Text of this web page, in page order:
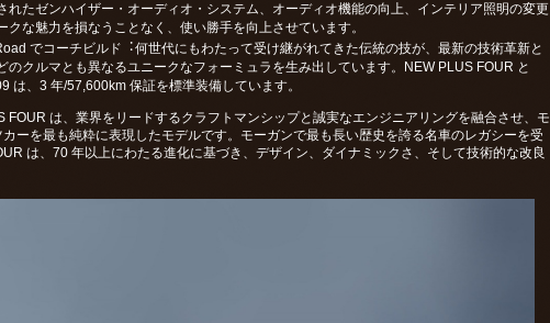
れたゼンハイザー・オーディオ・システム、オーディオ機能の向上、インテリア照明の変更
クな魅⼒を損なうことなく、使い勝手を向上させています。
でコーチビルド︓何世代にもわたって受け継がれてきた伝統の技が、最新の技術⾰新と
のクルマとも異なるユニークなフォーミュラを生み出しています。NEW PLUS FOUR と
は、3 年/57,600km 保証を標準装備しています。
FOUR は、業界をリードするクラフトマンシップと誠実なエンジニアリングを融合させ、モ
ーを最も純粋に表現したモデルです。モーガンで最も⻑い歴史を誇る名⾞のレガシーを受
は、70 年以上にわたる進化に基づき、デザイン、ダイナミックさ、そして技術的な改良